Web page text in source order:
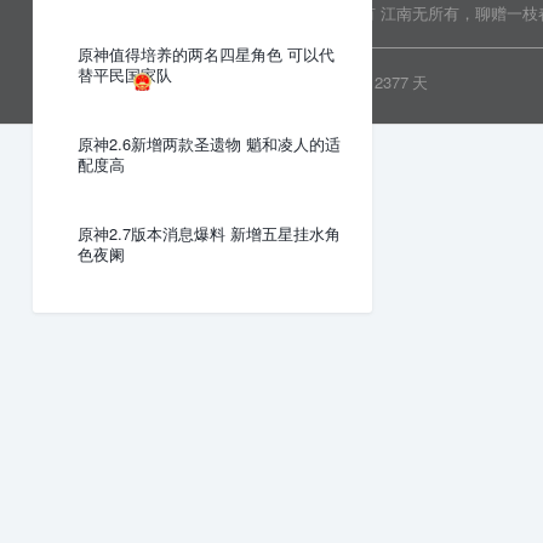
原神值得培养的两名四星角色 可以代
替平民国家队
原神2.6新增两款圣遗物 魈和凌人的适
配度高
原神2.7版本消息爆料 新增五星挂水角
色夜阑
Copyright © 2022 乐分享 版权所有 江南无所有，聊赠一枝
粤ICP备19081718号 2377 天